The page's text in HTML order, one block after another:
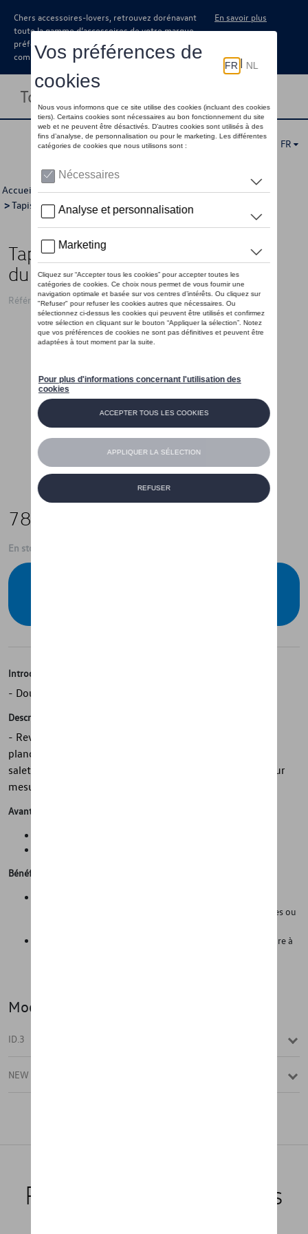
Chers accessoires-lovers, retrouvez dorénavant
toute la gamme d’accessoires de votre marque
préférée sous forme de catalogue à
commander auprès de votre concessionaire.
En savoir plus
Toggle navigation
FR
Accueil >Catalogue Volkswagen >Confort et protection
>Tapis et coquilles de coffre > Détail
Tapis de coffre, Plancher de base
du coffre à bagages
Référence: 10A061160A
78,00 €
En stock
Introduction
- Doublure de coffre Volkswagen d'origine
Description
- Revêtement de coffre Volkswagen d'origine - Pour
plancher de coffre bas - Protège contre l'humidité et la
saleté - Antidérapant - Enroulable - Léger et flexible - Sur
mesure - Avec inscription sur le véhicule
Avantages
Bénéfices
bagages de se salir lorsqu'on transporte des objets humides ou
Grâce à sa légèreté, il peut être facilement retiré de la voiture à
Modèle(s)
ID.3
NEW ID.3
Produits recommandés